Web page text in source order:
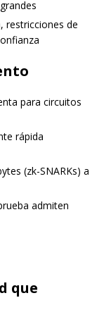
restricciones de
para circuitos
rápida
(zk-SNARKs) a
admiten
que